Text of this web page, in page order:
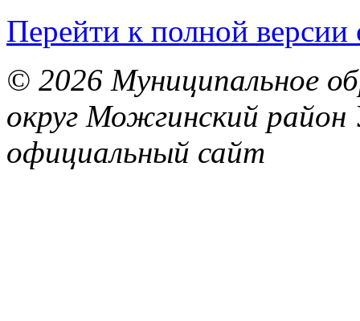
Перейти к полной версии
© 2026 Муниципальное
округ Можгинский район
официальный сайт